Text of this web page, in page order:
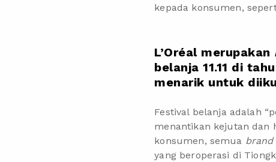
kepada konsumen,
L’Oréal merupakan
belanja 11.11 di
menarik untuk
Festival belanja adalah
menantikan kejutan dan
konsumen, semua brand
yang beroperasi di